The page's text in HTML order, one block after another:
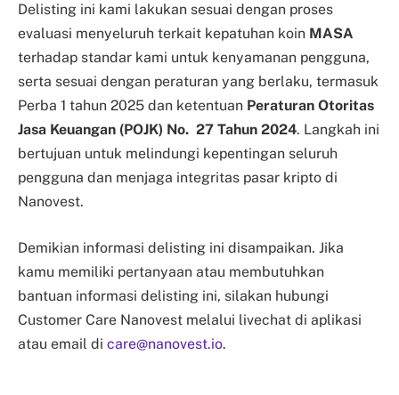
Delisting ini kami lakukan sesuai dengan proses
evaluasi menyeluruh terkait kepatuhan koin MASA
terhadap standar kami untuk kenyamanan pengguna,
serta sesuai dengan peraturan yang berlaku, termasuk
Perba 1 tahun 2025 dan ketentuan Peraturan Otoritas
Jasa Keuangan (POJK) No. 27 Tahun 2024. Langkah ini
bertujuan untuk melindungi kepentingan seluruh
pengguna dan menjaga integritas pasar kripto di
Nanovest.
Demikian informasi delisting ini disampaikan. Jika
kamu memiliki pertanyaan atau membutuhkan
bantuan informasi delisting ini, silakan hubungi
Customer Care Nanovest melalui livechat di aplikasi
atau email di care@nanovest.io.